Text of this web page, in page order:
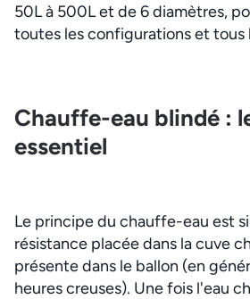
50L à 500L et de 6 diamètres,
toutes les configurations et tous
Chauffe-eau blindé :
essentiel
Le principe du chauffe-eau est
résistance placée dans la cuve
présente dans le ballon (en
heures creuses). Une fois l'eau